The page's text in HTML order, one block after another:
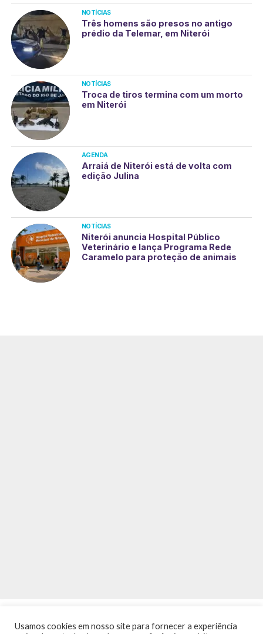
NOTÍCIAS
Três homens são presos no antigo
prédio da Telemar, em Niterói
NOTÍCIAS
Troca de tiros termina com um morto
em Niterói
AGENDA
Arraiá de Niterói está de volta com
edição Julina
NOTÍCIAS
Niterói anuncia Hospital Público
Veterinário e lança Programa Rede
Caramelo para proteção de animais
Usamos cookies em nosso site para fornecer a experiência